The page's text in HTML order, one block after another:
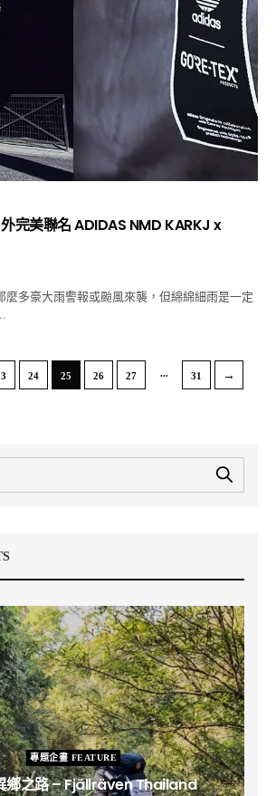
完美聯名 ADIDAS NMD KARKJ x
麼多豪大雨警報或颱風來襲，但綿綿細雨是一定
24 25 26 27 ... 31 →
專題企畫 FEATURE
鄉之路 – Fjällräven Thailand